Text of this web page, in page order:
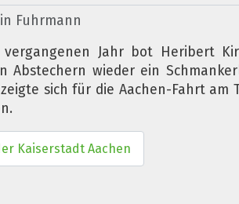
Fuhrmann
vergangenen Jahr bot Heribert
Abstechern wieder ein
sich für die Aachen-Fahrt
Kaiserstadt Aachen